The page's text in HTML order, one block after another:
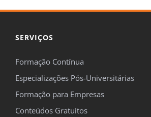
SERVIÇOS
Formação Contínua
Especializações Pós-Universitárias
Formação para Empresas
Conteúdos Gratuitos